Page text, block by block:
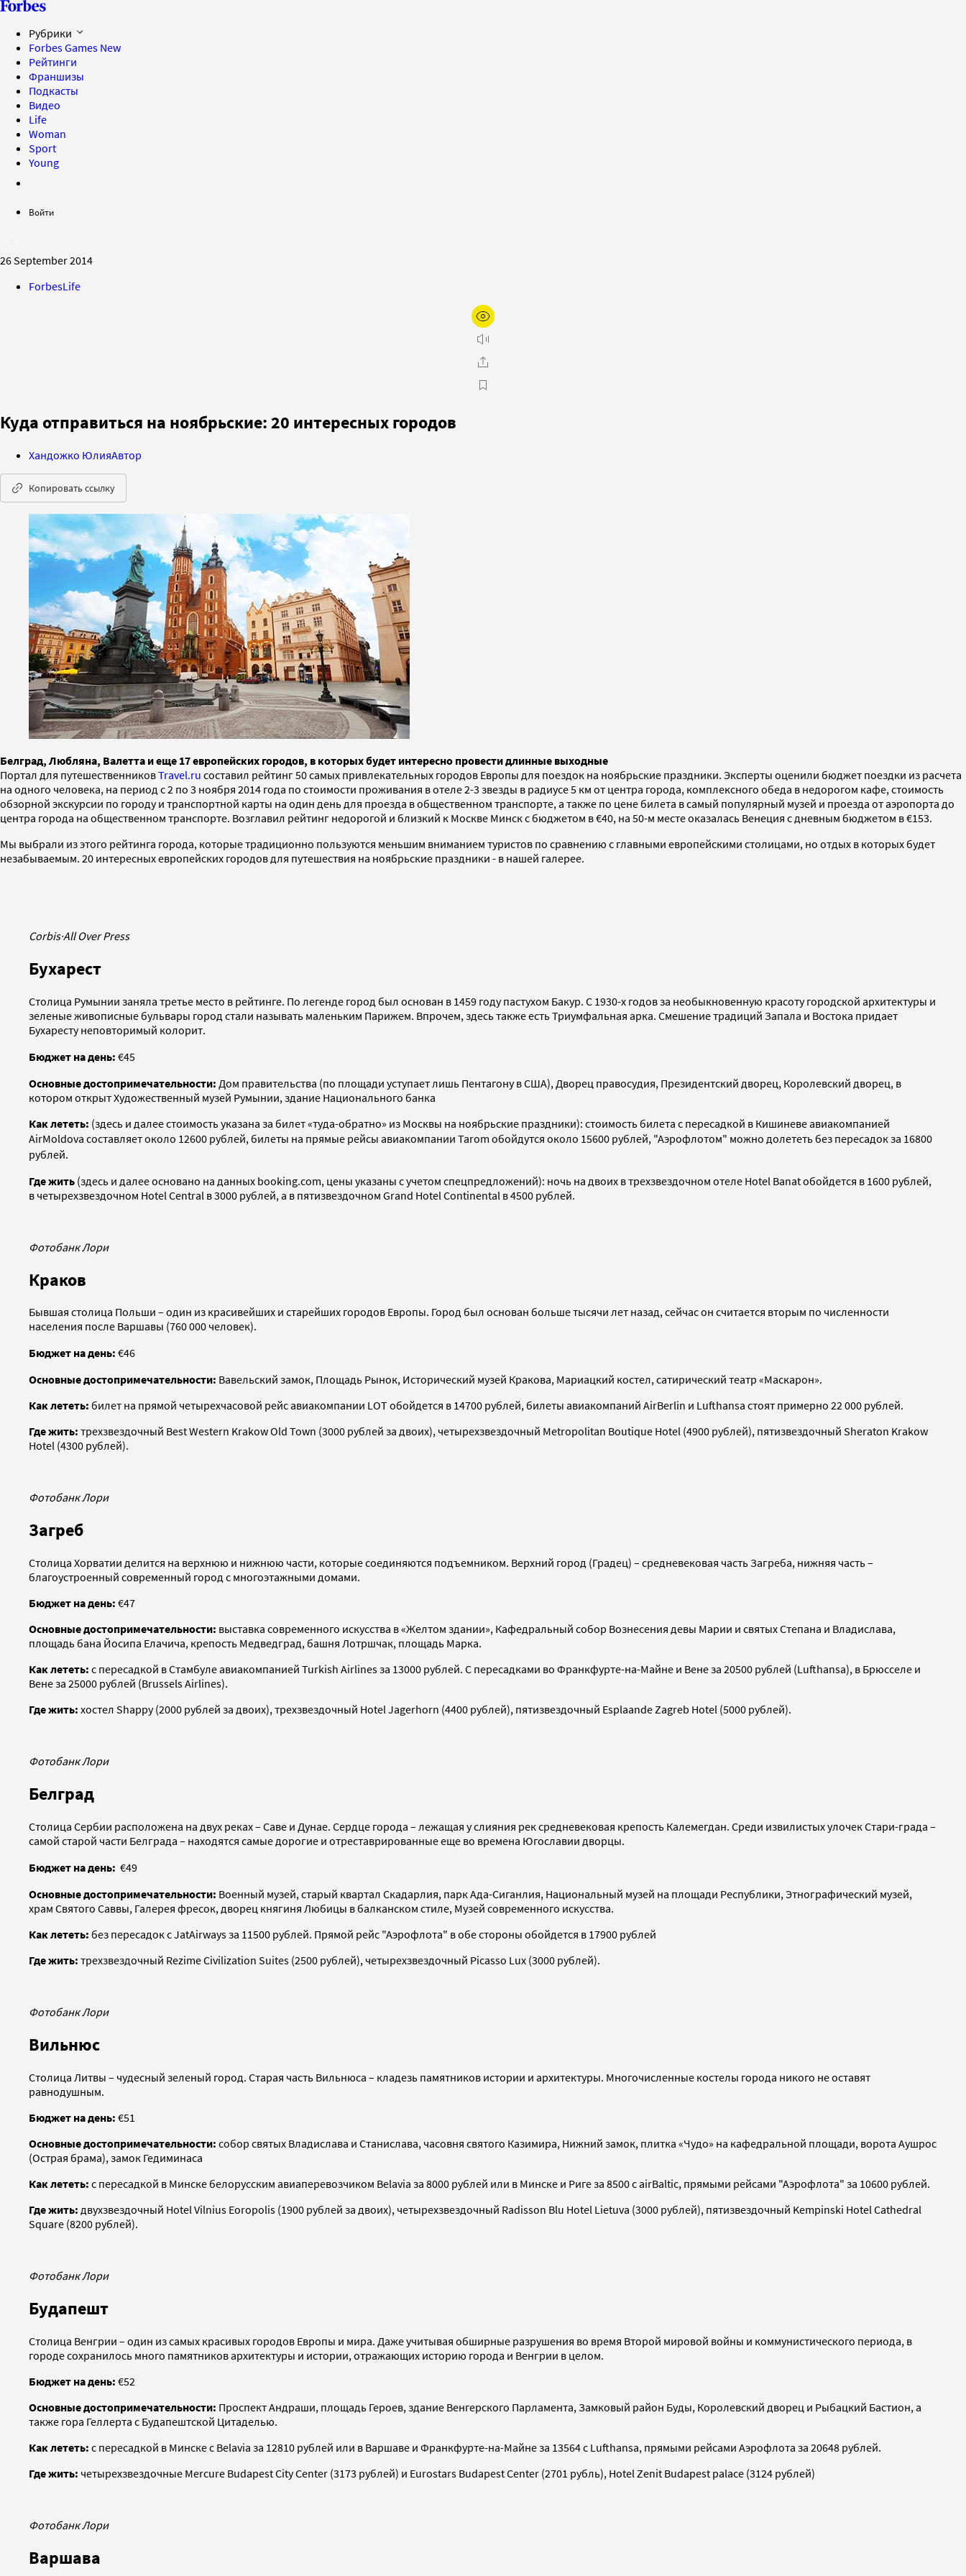
Рубрики
Forbes Games New
Рейтинги
Франшизы
Подкасты
Видео
Life
Woman
Sport
Young
Войти
26 September 2014
ForbesLife
Куда отправиться на ноябрьские: 20 интересных городов
Хандожко ЮлияАвтор
Копировать ссылку
Белград, Любляна, Валетта и еще 17 европейских городов, в которых будет интересно провести длинные выходные
Портал для путешественниковTravel.ru составил рейтинг 50 самых привлекательных городов Европы для поездок на ноябрьские праздники. Эксперты оценили бюджет поездки из расчета
на одного человека, на период с 2 по 3 ноября 2014 года по стоимости проживания в отеле 2-3 звезды в радиусе 5 км от центра города, комплексного обеда в недорогом кафе, стоимость
обзорной экскурсии по городу и транспортной карты на один день для проезда в общественном транспорте, а также по цене билета в самый популярный музей и проезда от аэропорта до
центра города на общественном транспорте. Возглавил рейтинг недорогой и близкий к Москве Минск с бюджетом в €40, на 50-м месте оказалась Венеция с дневным бюджетом в €153.
Мы выбрали из этого рейтинга города, которые традиционно пользуются меньшим вниманием туристов по сравнению с главными европейскими столицами, но отдых в которых будет
незабываемым. 20 интересных европейских городов для путешествия на ноябрьские праздники - в нашей галерее.
Corbis·All Over Press
Бухарест
Столица Румынии заняла третье место в рейтинге. По легенде город был основан в 1459 году пастухом Бакур. С 1930-х годов за необыкновенную красоту городской архитектуры и
зеленые живописные бульвары город стали называть маленьким Парижем. Впрочем, здесь также есть Триумфальная арка. Смешение традиций Запала и Востока придает
Бухаресту неповторимый колорит.
Бюджет на день: €45
Основные достопримечательности: Дом правительства (по площади уступает лишь Пентагону в США), Дворец правосудия, Президентский дворец, Королевский дворец, в
котором открыт Художественный музей Румынии, здание Национального банка
Как лететь: (здесь и далее стоимость указана за билет «туда-обратно» из Москвы на ноябрьские праздники): стоимость билета c пересадкой в Кишиневе авиакомпанией
AirMoldova составляет около 12600 рублей, билеты на прямые рейсы авиакомпании Tarom обойдутся около 15600 рублей, "Аэрофлотом" можно долететь без пересадокза 16800
рублей.
Где жить (здесь и далее основано на данных booking.com, цены указаны с учетом спецпредложений): ночь на двоих в трехзвездочном отеле Hotel Banat обойдется в 1600 рублей,
в четырехзвездочном Hotel Central в 3000 рублей, а в пятизвездочном Grand Hotel Continental в 4500 рублей.
Фотобанк Лори
Краков
Бывшая столица Польши – один из красивейших и старейших городов Европы. Город был основан больше тысячи лет назад, сейчас он считается вторым по численности
населения после Варшавы (760 000 человек).
Бюджет на день: €46
Основные достопримечательности: Вавельский замок, Площадь Рынок, Исторический музей Кракова, Мариацкий костел, сатирический театр «Маскарон».
Как лететь: билет на прямой четырехчасовой рейс авиакомпании LOT обойдется в 14700 рублей, билеты авиакомпаний AirBerlin и Lufthansa стоят примерно 22 000 рублей.
Где жить: трехзвездочный Best Western Krakow Old Town (3000 рублей за двоих), четырехзвездочный Metropolitan Boutique Hotel (4900 рублей), пятизвездочный Sheraton Krakow
Hotel (4300 рублей).
Фотобанк Лори
Загреб
Столица Хорватии делится на верхнюю и нижнюю части, которые соединяются подъемником. Верхний город (Градец) – средневековая часть Загреба, нижняя часть –
благоустроенный современный город с многоэтажными домами.
Бюджет на день: €47
Основные достопримечательности: выставка современного искусства в «Желтом здании», Кафедральный собор Вознесения девы Марии и святых Степана и Владислава,
площадь бана Йосипа Елачича, крепость Медведград, башня Лотршчак, площадь Марка.
Как лететь: с пересадкой в Стамбуле авиакомпанией Turkish Airlines за 13000 рублей. С пересадками во Франкфурте-на-Майне и Вене за 20500 рублей (Lufthansa), в Брюсселе и
Вене за 25000 рублей (Brussels Airlines).
Где жить: хостел Shappy (2000 рублей за двоих), трехзвездочный Hotel Jagerhorn (4400 рублей), пятизвездочный Esplaande Zagreb Hotel (5000 рублей).
Фотобанк Лори
Белград
Столица Сербии расположена на двух реках – Саве и Дунае. Сердце города – лежащая у слияния рек средневековая крепость Калемегдан. Среди извилистых улочек Стари-града –
самой старой части Белграда – находятся самые дорогие и отреставрированные еще во времена Югославии дворцы.
Бюджет на день: €49
Основные достопримечательности: Военный музей, старый квартал Скадарлия, парк Ада-Сиганлия, Национальный музей на площади Республики, Этнографический музей,
храм Святого Саввы, Галерея фресок, дворец княгиня Любицы в балканском стиле, Музей современного искусства.
Как лететь: без пересадок с JatAirways за 11500 рублей. Прямой рейс "Аэрофлота" в обе стороны обойдется в 17900 рублей
Где жить: трехзвездочный Rezime Civilization Suites (2500 рублей), четырехзвездочный Picasso Lux (3000 рублей).
Фотобанк Лори
Вильнюс
Столица Литвы – чудесный зеленый город. Старая часть Вильнюса – кладезь памятников истории и архитектуры. Многочисленные костелы города никого не оставят
равнодушным.
Бюджет на день: €51
Основные достопримечательности: собор святых Владислава и Станислава, часовня святого Казимира, Нижний замок, плитка «Чудо» на кафедральной площади, ворота Аушрос
(Острая брама), замок Гедиминаса
Как лететь: с пересадкой в Минске белорусским авиаперевозчиком Belavia за 8000 рублей или в Минске и Риге за 8500 с airBaltic, прямыми рейсами "Аэрофлота" за 10600 рублей.
Где жить: двухзвездочный Hotel Vilnius Eoropolis (1900 рублей за двоих), четырехзвездочный Radisson Blu Hotel Lietuva (3000 рублей), пятизвездочный Kempinski Hotel Cathedral
Square (8200 рублей).
Фотобанк Лори
Будапешт
Столица Венгрии – один из самых красивых городов Европы и мира. Даже учитывая обширные разрушения во время Второй мировой войны и коммунистического периода, в
городе сохранилось много памятников архитектуры и истории, отражающих историю города и Венгрии в целом.
Бюджет на день: €52
Основные достопримечательности: Проспект Андраши, площадь Героев, здание Венгерского Парламента, Замковый район Буды, Королевский дворец и Рыбацкий Бастион, а
также гора Геллерта с Будапештской Цитаделью.
Как лететь: с пересадкой в Минске с Belavia за 12810 рублей или в Варшаве и Франкфурте-на-Майне за 13564 с Lufthansa, прямыми рейсами Аэрофлота за 20648 рублей.
Где жить: четырехзвездочные Mercure Budapest City Center (3173 рублей) и Eurostars Budapest Center (2701 рубль), Hotel Zenit Budapest palace (3124 рублей)
Фотобанк Лори
Варшава